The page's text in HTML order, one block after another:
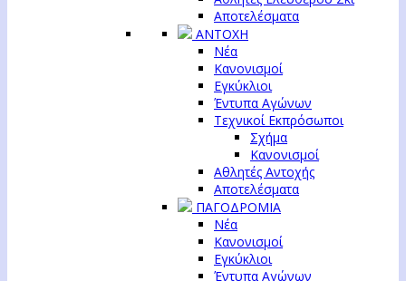
Αποτελέσματα
ΑΝΤΟΧΗ
Νέα
Κανονισμοί
Εγκύκλιοι
Έντυπα Αγώνων
Τεχνικοί Εκπρόσωποι
Σχήμα
Κανονισμοί
Αθλητές Αντοχής
Αποτελέσματα
ΠΑΓΟΔΡΟΜΙΑ
Νέα
Κανονισμοί
Εγκύκλιοι
Έντυπα Αγώνων